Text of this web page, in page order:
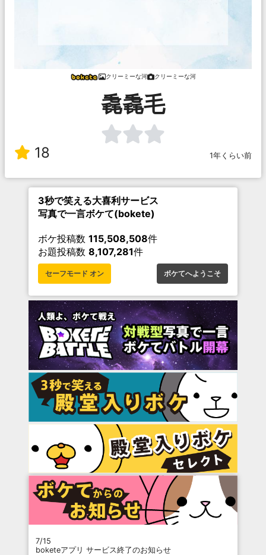
クリーミーな河 クリーミーな河
毳毳毛
18 1年くらい前
3秒で笑える大喜利サービス
写真で一言ボケて(bokete)
ボケ投稿数 115,508,508件
お題投稿数 8,107,281件
セーフモード オン ボケてへようこそ
7/15
boketeアプリ サービス終了のお知らせ